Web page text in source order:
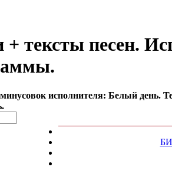
тексты песен.
исполнителя: Белый день.